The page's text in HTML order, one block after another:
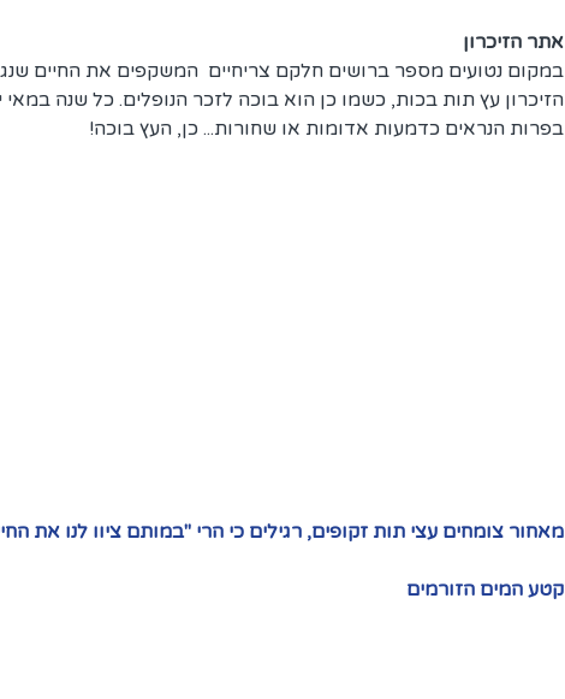
אתר הזיכרון
במקום נטועים מספר ברושים חלקם צריחיים  המשקפים את החיים
הזיכרון עץ תות בכות, כשמו כן הוא בוכה לזכר הנופלים. כל שנה
בפרות הנראים כדמעות אדומות או שחורות... כן, העץ בוכה!
מאחור צומחים עצי תות זקופים, רגילים כי הרי "במותם ציוו לנו את
קטע המים הזורמים